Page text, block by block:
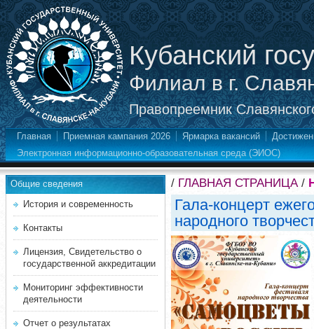
Кубанский
Филиал в г.
Правопреемник
Главная Приемная кампания 2026 Ярмарка вакансий
Электронная информационно-образовательная среда (ЭИОС)
Общие сведения
История и современность
Контакты
Лицензия, Свидетельство о
государственной аккредитации
Мониторинг эффективности
деятельности
Отчет о результатах
/ ГЛАВНАЯ СТРАНИЦА/
Гала-концерт
народного